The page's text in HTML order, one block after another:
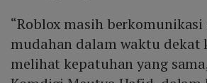
“Roblox masih
mudahan dalam waktu dekat
melihat kepatuhan yang